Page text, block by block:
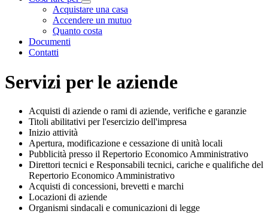
Visualizza menù di secondo livello
Acquistare una casa
Accendere un mutuo
Quanto costa
Documenti
Contatti
Servizi per le aziende
Acquisti di aziende o rami di aziende, verifiche e garanzie
Titoli abilitativi per l'esercizio dell'impresa
Inizio attività
Apertura, modificazione e cessazione di unità locali
Pubblicità presso il Repertorio Economico Amministrativo
Direttori tecnici e Responsabili tecnici, cariche e qualifiche del
Repertorio Economico Amministrativo
Acquisti di concessioni, brevetti e marchi
Locazioni di aziende
Organismi sindacali e comunicazioni di legge